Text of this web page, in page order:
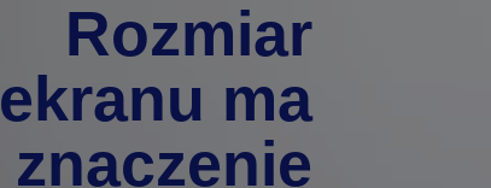
Rozmiar
ekranu ma
znaczenie